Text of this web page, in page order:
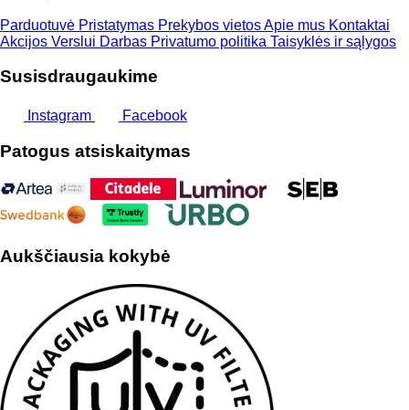
Parduotuvė Pristatymas Prekybos vietosApie mus Kontaktai
Akcijos Verslui Darbas Privatumo politika Taisyklės ir sąlygos
Susisdraugaukime
Instagram Facebook
Patogus atsiskaitymas
Aukščiausia kokybė